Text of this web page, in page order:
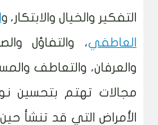
التفكير والخيال والابتكار، و
العاطفي، والتفاؤل
والعرفان، والتعاطف
مجالات تهتم بتحسين
الأمراض التي قد تنشأ